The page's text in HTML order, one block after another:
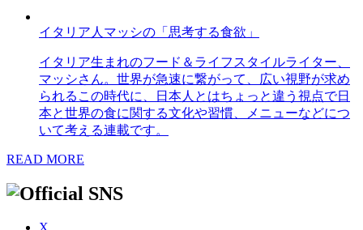
イタリア人マッシの「思考する食欲」
イタリア生まれのフード＆ライフスタイルライター、
マッシさん。世界が急速に繋がって、広い視野が求め
られるこの時代に、日本人とはちょっと違う視点で日
本と世界の食に関する文化や習慣、メニューなどにつ
いて考える連載です。
READ MORE